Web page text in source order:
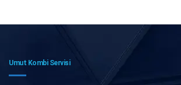
Umut Kombi Servisi